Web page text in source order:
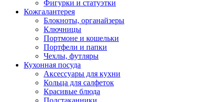
Фигурки и статуэтки
Кожгалантерея
Блокноты, органайзеры
Ключницы
Портмоне и кошельки
Портфели и папки
Чехлы, футляры
Кухонная посуда
Аксессуары для кухни
Кольца для салфеток
Красивые блюда
Подстаканники